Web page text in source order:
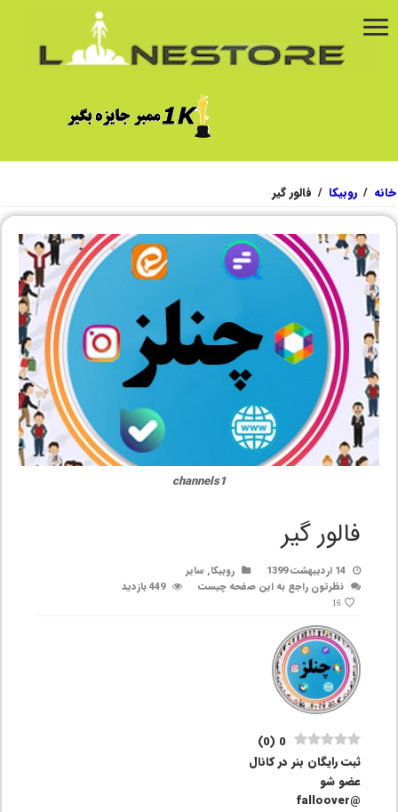
خانه / روبیکا / فالور گیر
channels1
فالور گیر
14 اردیبهشت 1399 روبیکا, سایر
نظرتون راجع به این صفحه چیست
449 بازدید
16
0
(
0
)
ثبت رایگان بنر در کانال
عضو شو
@falloover